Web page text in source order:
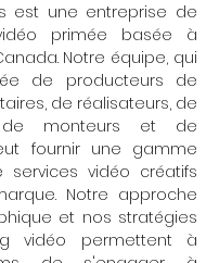
est une entreprise de
primée basée à
Notre équipe, qui
de producteurs de
de réalisateurs, de
de monteurs et de
fournir une gamme
vidéo créatifs
Notre approche
et nos stratégies
vidéo permettent à